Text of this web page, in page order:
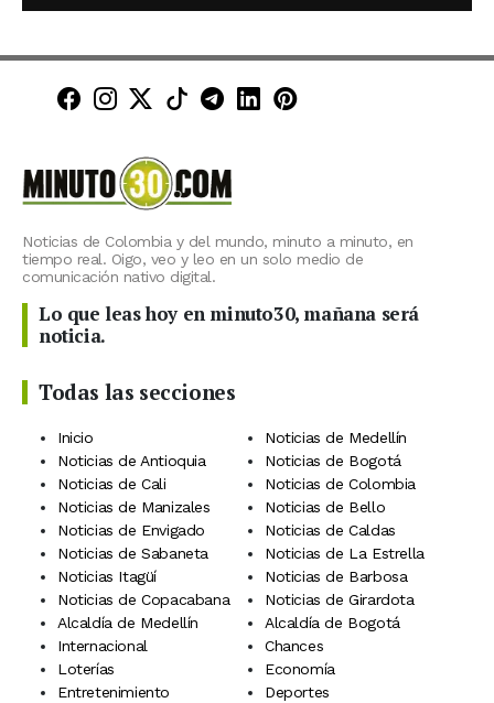
Minuto30 en Facebook
Minuto30 en Instagram
Minuto30 en X (Twitter)
Minuto30 en TikTok
Canal de Minuto30 en
Minuto30 en LinkedIn
Minuto30 en
Noticias de Colombia y del mundo, minuto a minuto, en
tiempo real. Oigo, veo y leo en un solo medio de
comunicación nativo digital.
Lo que leas hoy en minuto30, mañana será
noticia.
Todas las secciones
Inicio
Noticias de Medellín
Noticias de Antioquia
Noticias de Bogotá
Noticias de Cali
Noticias de Colombia
Noticias de Manizales
Noticias de Bello
Noticias de Envigado
Noticias de Caldas
Noticias de Sabaneta
Noticias de La Estrella
Noticias Itagüí
Noticias de Barbosa
Noticias de Copacabana
Noticias de Girardota
Alcaldía de Medellín
Alcaldía de Bogotá
Internacional
Chances
Loterías
Economía
Entretenimiento
Deportes